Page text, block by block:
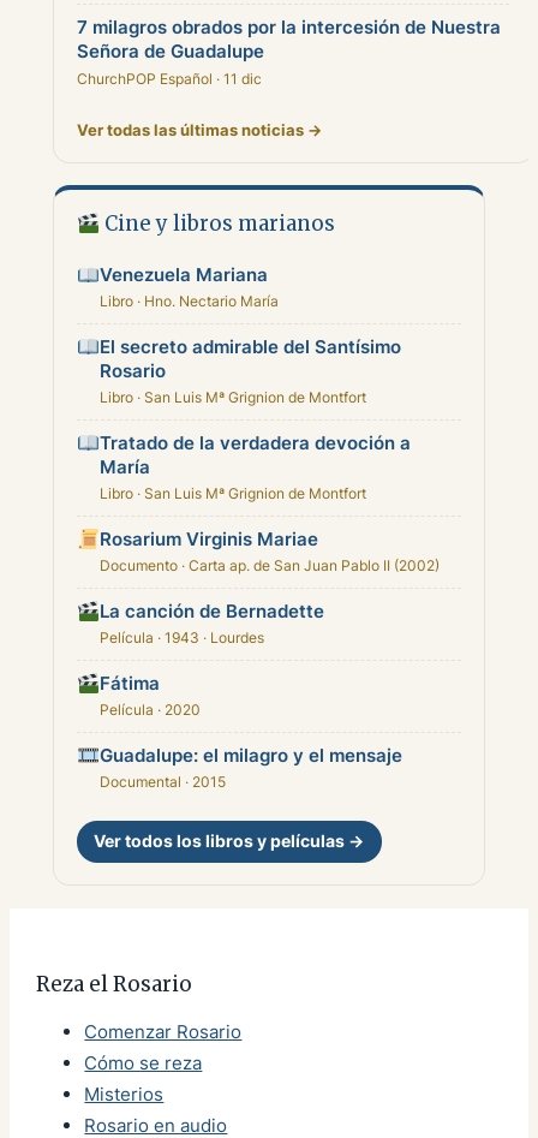
7 milagros obrados por la intercesión de Nuestra
Señora de Guadalupe
ChurchPOP Español · 11 dic
Ver todas las últimas noticias →
Cine y libros marianos
Venezuela Mariana
Libro · Hno. Nectario María
El secreto admirable del Santísimo
Rosario
Libro · San Luis Mª Grignion de Montfort
Tratado de la verdadera devoción a
María
Libro · San Luis Mª Grignion de Montfort
Rosarium Virginis Mariae
Documento · Carta ap. de San Juan Pablo II (2002)
La canción de Bernadette
Película · 1943 · Lourdes
Fátima
Película · 2020
Guadalupe: el milagro y el mensaje
Documental · 2015
Ver todos los libros y películas →
Reza el Rosario
Comenzar Rosario
Cómo se reza
Misterios
Rosario en audio